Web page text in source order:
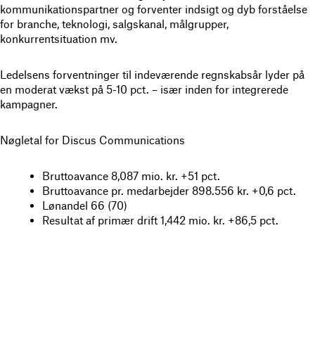
kommunikationspartner og forventer indsigt og dyb forståelse
for branche, teknologi, salgskanal, målgrupper,
konkurrentsituation mv.
Ledelsens forventninger til indeværende regnskabsår lyder på
en moderat vækst på 5-10 pct. – især inden for integrerede
kampagner.
Nøgletal for Discus Communications
Bruttoavance 8,087 mio. kr. +51 pct.
Bruttoavance pr. medarbejder 898.556 kr. +0,6 pct.
Lønandel 66 (70)
Resultat af primær drift 1,442 mio. kr. +86,5 pct.